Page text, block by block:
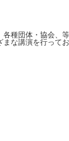
種団体・協会、
な講演を行ってお